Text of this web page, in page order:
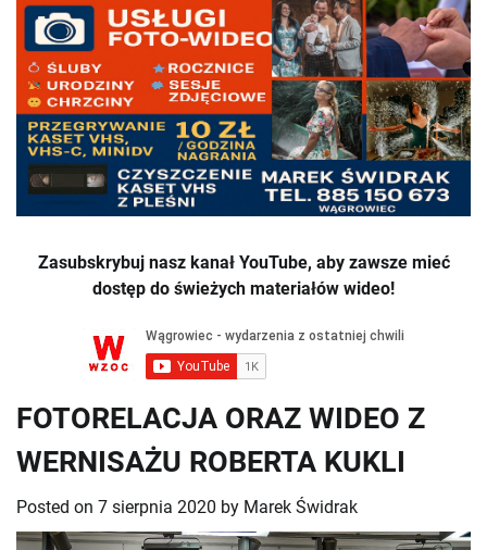
Zasubskrybuj nasz kanał YouTube, aby zawsze mieć
dostęp do świeżych materiałów wideo!
FOTORELACJA ORAZ WIDEO Z
WERNISAŻU ROBERTA KUKLI
Posted on 7 sierpnia 2020 by Marek Świdrak